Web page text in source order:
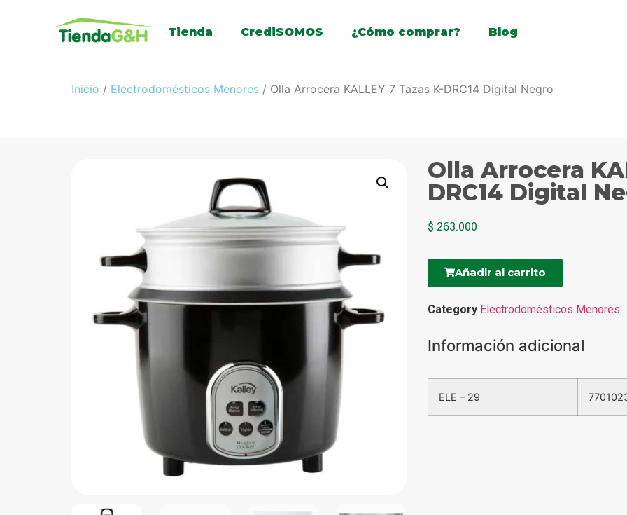
Tienda CrediSOMOS ¿Cómo comprar? Blog
Inicio / Electrodomésticos Menores / Olla Arrocera KALLEY 7 Tazas K-DRC14 Digital Negro
Olla Arrocera
DRC14 Digital
$ 263.000
Añadir al carrito
Category Electrodomésticos Menores
Información adicional
ELE – 29